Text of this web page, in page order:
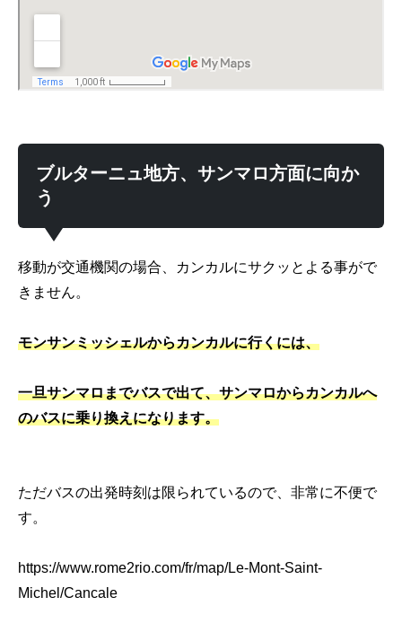
ブルターニュ地方、サンマロ方面に向か
う
移動が交通機関の場合、カンカルにサクッとよる事がで
きません。
モンサンミッシェルからカンカルに行くには、
一旦サンマロまでバスで出て、サンマロからカンカルへ
のバスに乗り換えになります。
ただバスの出発時刻は限られているので、非常に不便で
す。
https://www.rome2rio.com/fr/map/Le-Mont-Saint-
Michel/Cancale